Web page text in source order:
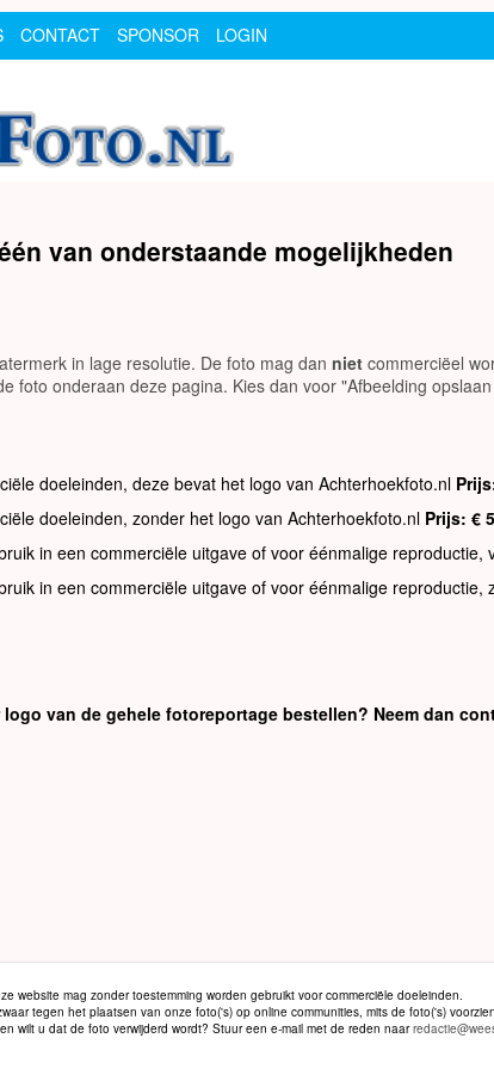
CONTACT SPONSOR LOGIN
van onderstaande mogelijkheden
in lage resolutie. De foto mag dan niet commerciëel
foto onderaan deze pagina. Kies dan voor "Afbeelding
doeleinden, deze bevat het logo van Achterhoekfoto.nl
doeleinden, zonder het logo van Achterhoekfoto.nl Prijs: €
in een commerciële uitgave of voor éénmalige
in een commerciële uitgave of voor éénmalige reproductie,
van de gehele fotoreportage bestellen? Neem dan
website mag zonder toestemming worden gebruikt voor commerciële doeleinden.
tegen het plaatsen van onze foto('s) op online communities, mits de foto('s)
wilt u dat de foto verwijderd wordt? Stuur een e-mail met de reden naar